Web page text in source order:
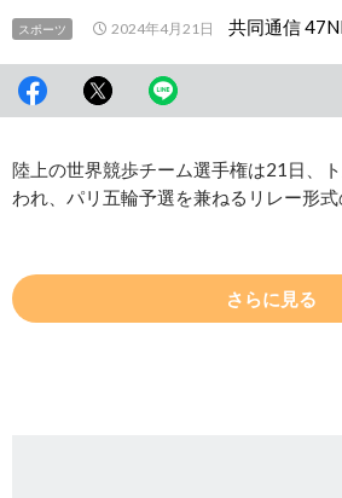
スポーツ 2024年4月21日 共同通信
陸上の世界競歩チーム選手権は21日、
われ、パリ五輪予選を兼ねるリレー形
さらに見る